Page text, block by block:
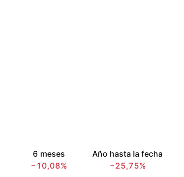
6 meses
−10,08%
Año hasta la fecha
−25,75%